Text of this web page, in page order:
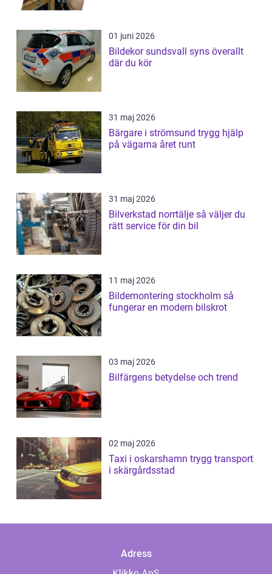
01 juni 2026
Bildekor sundsvall syns överallt
där du kör
31 maj 2026
Bärgare i strömsund trygg hjälp
på vägarna året runt
31 maj 2026
Bilverkstad norrtälje så väljer du
rätt service för din bil
11 maj 2026
Bildemontering stockholm så
fungerar en modern bilskrot
03 maj 2026
Bilfärgens betydelse och trend
02 maj 2026
Taxi i oskarshamn trygg transport
i skärgårdsstad
Adress